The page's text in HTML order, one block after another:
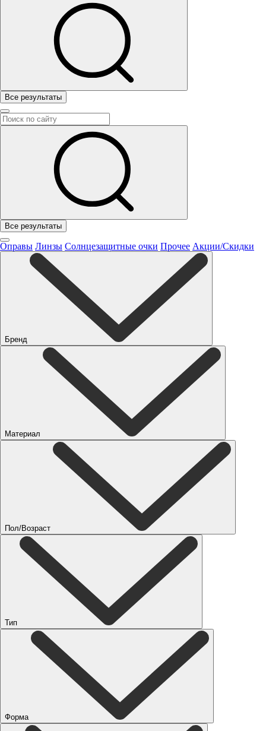
Все результаты
Все результаты
Оправы Линзы Солнцезащитные очки Прочее Акции/Скидки
Бренд
Материал
Пол/Возраст
Тип
Форма